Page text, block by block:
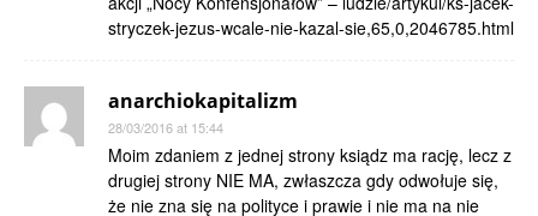
stryczek-jezus-wcale-nie-kazal-sie,65,0,2046785.html
anarchiokapitalizm
28/03/2016 at 15:44
Moim zdaniem z jednej strony ksiądz ma rację, lecz z
drugiej strony NIE MA, zwłaszcza gdy odwołuje się,
że nie zna się na polityce i prawie i nie ma na nie